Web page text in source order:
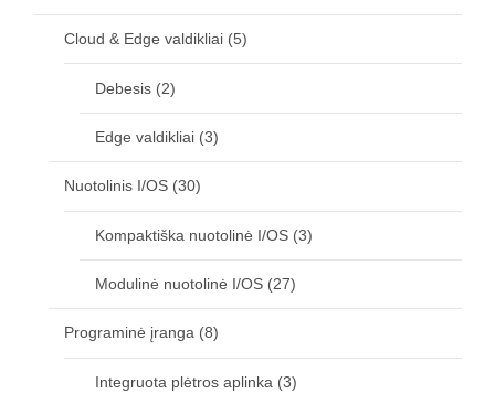
Cloud & Edge valdikliai (5)
Debesis (2)
Edge valdikliai (3)
Nuotolinis I/OS (30)
Kompaktiška nuotolinė I/OS (3)
Modulinė nuotolinė I/OS (27)
Programinė įranga (8)
Integruota plėtros aplinka (3)